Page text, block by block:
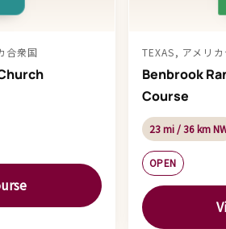
合衆国 TEXAS, アメリ
Benbrook
Course
23 mi / 36 km
OPEN